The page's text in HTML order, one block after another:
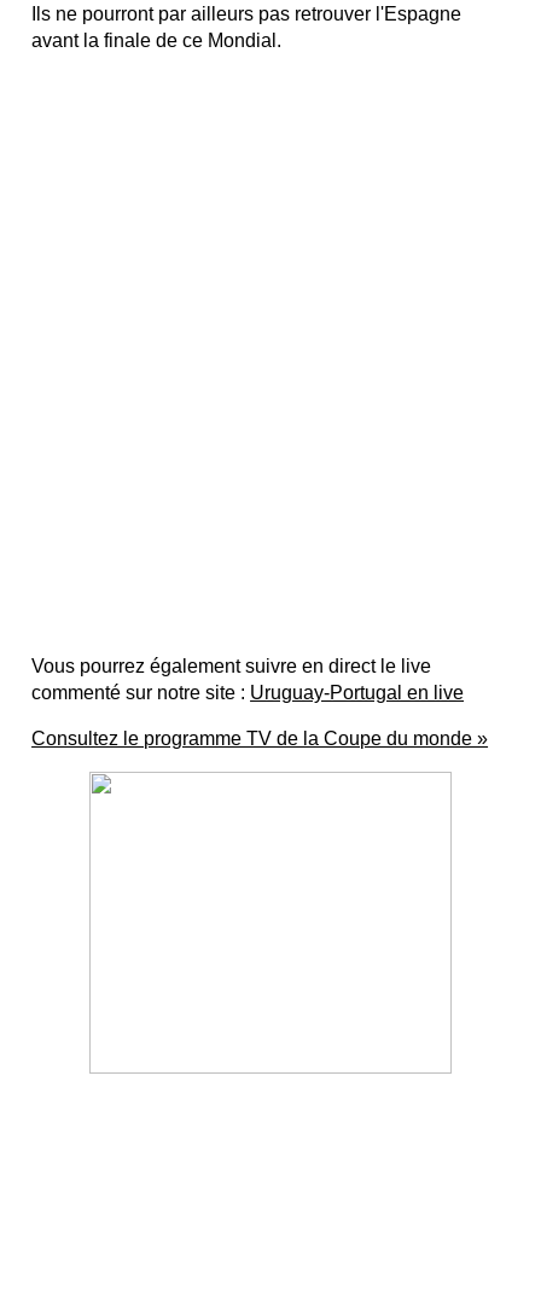
Ils ne pourront par ailleurs pas retrouver l'Espagne
avant la finale de ce Mondial.
Vous pourrez également suivre en direct le live
commenté sur notre site : Uruguay-Portugal en live
Consultez le programme TV de la Coupe du monde »